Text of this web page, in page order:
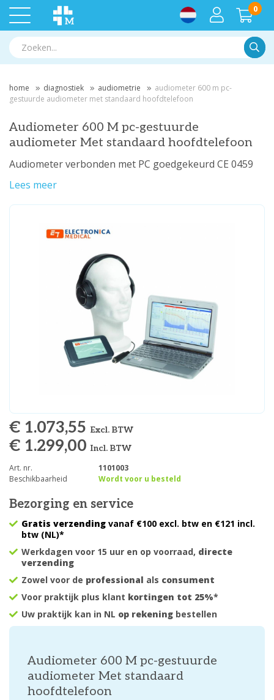
0
home diagnostiek audiometrie
audiometer 600 m pc-
gestuurde audiometer met standaard hoofdtelefoon
Audiometer 600 M pc-gestuurde
audiometer Met standaard hoofdtelefoon
Audiometer verbonden met PC goedgekeurd CE 0459
Lees meer
€ 1.073,55 Excl. BTW
€ 1.299,00 Incl. BTW
Art. nr.
1101003
Beschikbaarheid
Wordt voor u besteld
Bezorging en service
Gratis verzending vanaf €100 excl. btw en €121 incl.
btw (NL)*
Werkdagen voor 15 uur en op voorraad, directe
verzending
Zowel voor de professional als consument
Voor praktijk plus klant kortingen tot 25%*
Uw praktijk kan in NL op rekening bestellen
Audiometer 600 M pc-gestuurde
audiometer Met standaard
hoofdtelefoon